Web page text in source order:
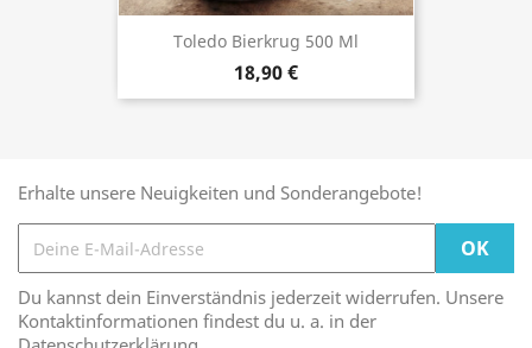
Toledo Bierkrug 500 Ml
18,90 €
Erhalte unsere Neuigkeiten und Sonderangebote!
Du kannst dein Einverständnis jederzeit widerrufen. Unsere
Kontaktinformationen findest du u. a. in der